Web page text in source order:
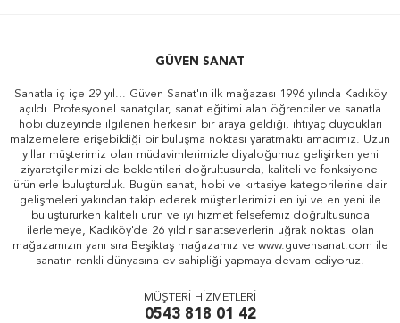
GÜVEN SANAT
Sanatla iç içe 29 yıl... Güven Sanat'ın ilk mağazası 1996 yılında Kadıköy
açıldı. Profesyonel sanatçılar, sanat eğitimi alan öğrenciler ve sanatla
hobi düzeyinde ilgilenen herkesin bir araya geldiği, ihtiyaç duydukları
malzemelere erişebildiği bir buluşma noktası yaratmaktı amacımız. Uzun
yıllar müşterimiz olan müdavimlerimizle diyaloğumuz gelişirken yeni
ziyaretçilerimizi de beklentileri doğrultusunda, kaliteli ve fonksiyonel
ürünlerle buluşturduk. Bugün sanat, hobi ve kırtasiye kategorilerine dair
gelişmeleri yakından takip ederek müşterilerimizi en iyi ve en yeni ile
buluştururken kaliteli ürün ve iyi hizmet felsefemiz doğrultusunda
ilerlemeye, Kadıköy'de 26 yıldır sanatseverlerin uğrak noktası olan
mağazamızın yanı sıra Beşiktaş mağazamız ve www.guvensanat.com ile
sanatın renkli dünyasına ev sahipliği yapmaya devam ediyoruz.
MÜŞTERİ HİZMETLERİ
0543 818 01 42